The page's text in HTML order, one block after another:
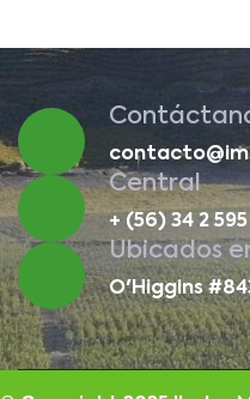
Central
+ (56) 34 2
Ubicados
O'Higgins